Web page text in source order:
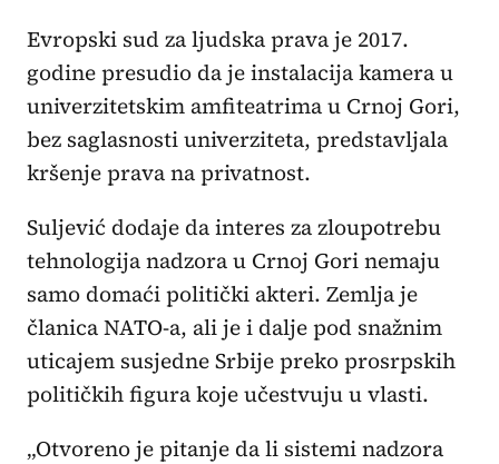
Evropski sud za ljudska prava je 2017.
godine presudio da je instalacija kamera u
univerzitetskim amfiteatrima u Crnoj Gori,
bez saglasnosti univerziteta, predstavljala
kršenje prava na privatnost.
Suljević dodaje da interes za zloupotrebu
tehnologija nadzora u Crnoj Gori nemaju
samo domaći politički akteri. Zemlja je
članica NATO-a, ali je i dalje pod snažnim
uticajem susjedne Srbije preko prosrpskih
političkih figura koje učestvuju u vlasti.
„Otvoreno je pitanje da li sistemi nadzora